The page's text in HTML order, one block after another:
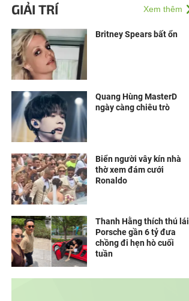
GIẢI TRÍ Xem thêm
Britney Spears bất ổn
Quang Hùng MasterD
ngày càng chiêu trò
Biển người vây kín nhà
thờ xem đám cưới
Ronaldo
Thanh Hằng thích thú lái
Porsche gần 6 tỷ đưa
chồng đi hẹn hò cuối
tuần